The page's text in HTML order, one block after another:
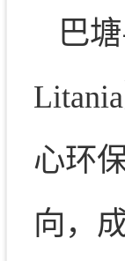
巴
心环
向，